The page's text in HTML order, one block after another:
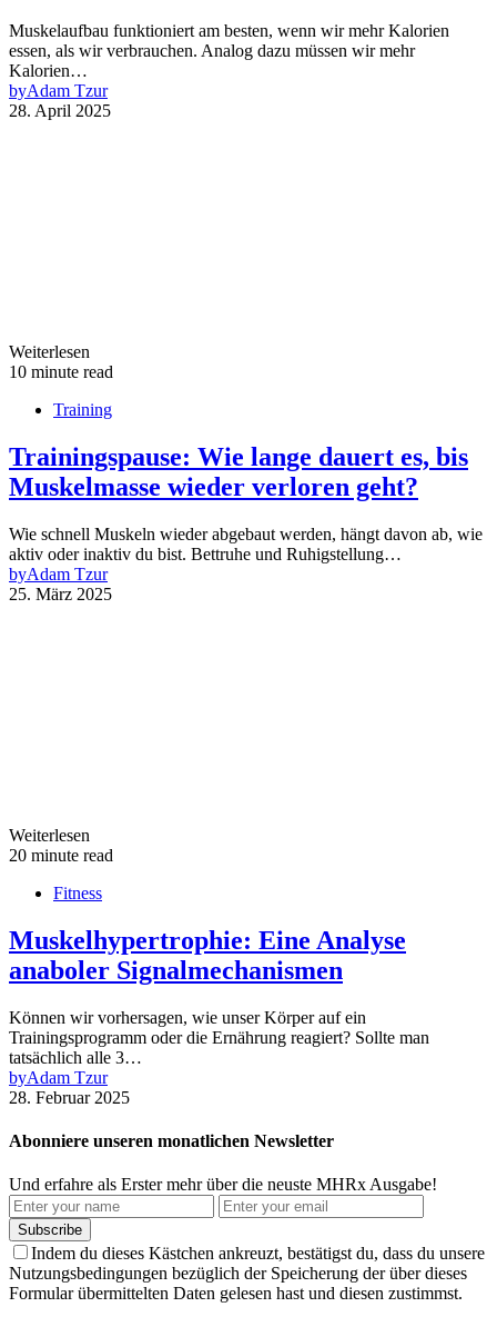
Muskelaufbau funktioniert am besten, wenn wir mehr Kalorien
essen, als wir verbrauchen. Analog dazu müssen wir mehr
Kalorien…
byAdam Tzur
28. April 2025
Weiterlesen
10 minute read
Training
Trainingspause: Wie lange dauert es, bis
Muskelmasse wieder verloren geht?
Wie schnell Muskeln wieder abgebaut werden, hängt davon ab, wie
aktiv oder inaktiv du bist. Bettruhe und Ruhigstellung…
byAdam Tzur
25. März 2025
Weiterlesen
20 minute read
Fitness
Muskelhypertrophie: Eine Analyse
anaboler Signalmechanismen
Können wir vorhersagen, wie unser Körper auf ein
Trainingsprogramm oder die Ernährung reagiert? Sollte man
tatsächlich alle 3…
byAdam Tzur
28. Februar 2025
Abonniere unseren monatlichen Newsletter
Und erfahre als Erster mehr über die neuste MHRx Ausgabe!
Subscribe
Indem du dieses Kästchen ankreuzt, bestätigst du, dass du unsere
Nutzungsbedingungen bezüglich der Speicherung der über dieses
Formular übermittelten Daten gelesen hast und diesen zustimmst.